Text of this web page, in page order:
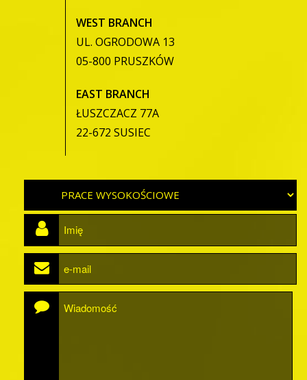
WEST BRANCH
UL. OGRODOWA 13
05-800 PRUSZKÓW
EAST BRANCH
ŁUSZCZACZ 77A
22-672 SUSIEC